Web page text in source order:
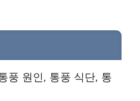
풍 원인, 통풍 식단, 통